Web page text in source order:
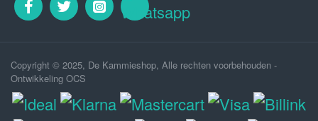
Copyright © 2025, De Kammieshop, Alle rechten voorbehouden -
Ontwikkeling OCS